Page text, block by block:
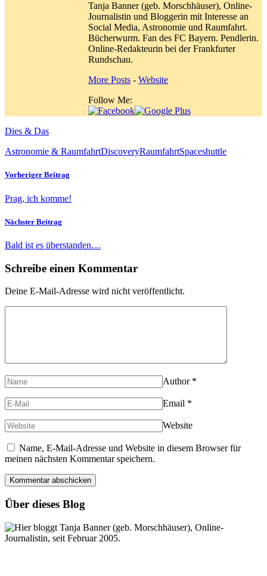
Tanja Banner (geb. Morschhäuser), Online-
Journalistin und Bloggerin mit Interesse an
Social Media, Astronomie und Raumfahrt.
Bücherwurm. Fan des FC Bayern. Pendlerin.
Online-Redakteurin bei der Frankfurter
Rundschau.
More Posts - Website
Follow Me:
Dies & Das
Astronomie & RaumfahrtDiscoveryRaumfahrtSpaceshuttle
Vorheriger Beitrag
Prag, ich komme!
Nächster Beitrag
Bald ist es überstanden…
Schreibe einen Kommentar
Deine E-Mail-Adresse wird nicht veröffentlicht.
Author *
Email *
Website
Name, E-Mail-Adresse und Website in diesem Browser für
meinen nächsten Kommentar speichern.
Über dieses Blog
Hier bloggt Tanja Banner (geb. Morschhäuser), Online-
Journalistin, seit Februar 2005.